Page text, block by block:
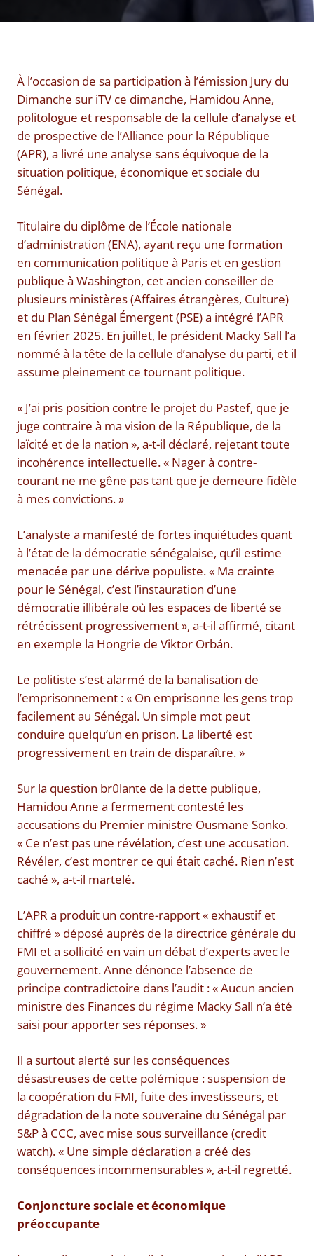
À l’occasion de sa participation à l’émission Jury du
Dimanche sur iTV ce dimanche, Hamidou Anne,
politologue et responsable de la cellule d’analyse et
de prospective de l’Alliance pour la République
(APR), a livré une analyse sans équivoque de la
situation politique, économique et sociale du
Sénégal.
Titulaire du diplôme de l’École nationale
d’administration (ENA), ayant reçu une formation
en communication politique à Paris et en gestion
publique à Washington, cet ancien conseiller de
plusieurs ministères (Affaires étrangères, Culture)
et du Plan Sénégal Émergent (PSE) a intégré l’APR
en février 2025. En juillet, le président Macky Sall l’a
nommé à la tête de la cellule d’analyse du parti, et il
assume pleinement ce tournant politique.
« J’ai pris position contre le projet du Pastef, que je
juge contraire à ma vision de la République, de la
laïcité et de la nation », a-t-il déclaré, rejetant toute
incohérence intellectuelle. « Nager à contre-
courant ne me gêne pas tant que je demeure fidèle
à mes convictions. »
L’analyste a manifesté de fortes inquiétudes quant
à l’état de la démocratie sénégalaise, qu’il estime
menacée par une dérive populiste. « Ma crainte
pour le Sénégal, c’est l’instauration d’une
démocratie illibérale où les espaces de liberté se
rétrécissent progressivement », a-t-il affirmé, citant
en exemple la Hongrie de Viktor Orbán.
Le politiste s’est alarmé de la banalisation de
l’emprisonnement : « On emprisonne les gens trop
facilement au Sénégal. Un simple mot peut
conduire quelqu’un en prison. La liberté est
progressivement en train de disparaître. »
Sur la question brûlante de la dette publique,
Hamidou Anne a fermement contesté les
accusations du Premier ministre Ousmane Sonko.
« Ce n’est pas une révélation, c’est une accusation.
Révéler, c’est montrer ce qui était caché. Rien n’est
caché », a-t-il martelé.
L’APR a produit un contre-rapport « exhaustif et
chiffré » déposé auprès de la directrice générale du
FMI et a sollicité en vain un débat d’experts avec le
gouvernement. Anne dénonce l’absence de
principe contradictoire dans l’audit : « Aucun ancien
ministre des Finances du régime Macky Sall n’a été
saisi pour apporter ses réponses. »
Il a surtout alerté sur les conséquences
désastreuses de cette polémique : suspension de
la coopération du FMI, fuite des investisseurs, et
dégradation de la note souveraine du Sénégal par
S&P à CCC, avec mise sous surveillance (credit
watch). « Une simple déclaration a créé des
conséquences incommensurables », a-t-il regretté.
Conjoncture sociale et économique
préoccupante